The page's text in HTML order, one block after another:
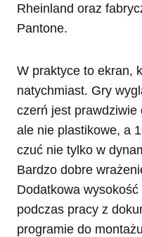
Rheinland oraz
Pantone.
W praktyce to ekran,
natychmiast. Gry
czerń jest prawdziwie
ale nie plastikowe, a
czuć nie tylko w
Bardzo dobre
Dodatkowa
podczas pracy z
programie do